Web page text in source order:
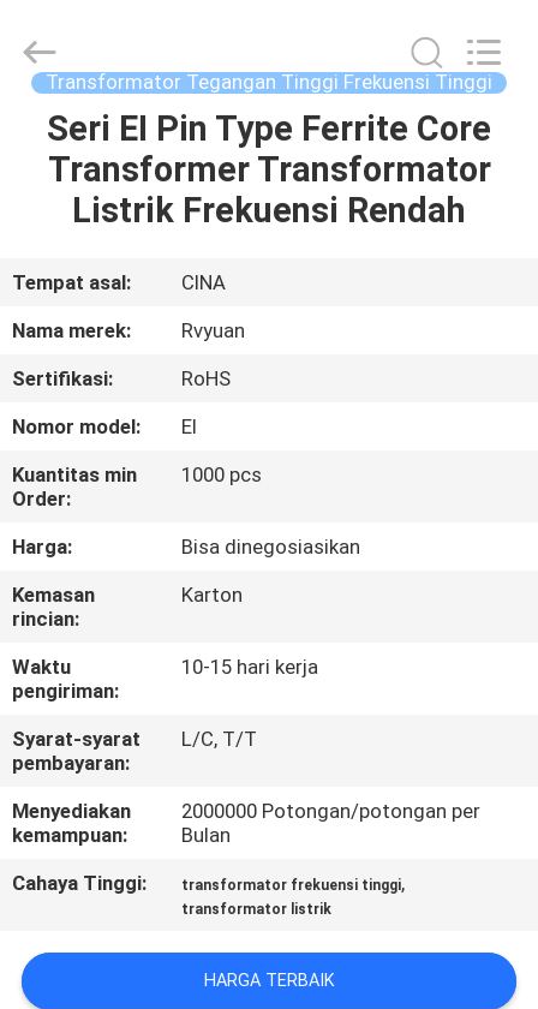
RUMAH
PRODUK
VIDEO
KITA
WISATA
PABRIK
KONTROL
KUALITAS
HUBUNGI
KAMI
BERITA
QUOTE
REQUEST
SUATU
Material
Co,.Ltd.
Rights
Reserved.
Transformator Tegangan Tinggi Frekuensi Tinggi
Seri EI Pin Type Ferrite Core
Transformer Transformator
Listrik Frekuensi Rendah
Tempat asal:
CINA
Nama merek:
Rvyuan
Sertifikasi:
RoHS
Nomor model:
EI
Kuantitas min
Order:
1000 pcs
Harga:
Bisa dinegosiasikan
Kemasan
rincian:
Karton
Waktu
pengiriman:
10-15 hari kerja
Syarat-syarat
pembayaran:
L/C, T/T
Menyediakan
kemampuan:
2000000 Potongan/potongan per
Bulan
Cahaya Tinggi:
transformator frekuensi tinggi,
transformator listrik
HARGA TERBAIK